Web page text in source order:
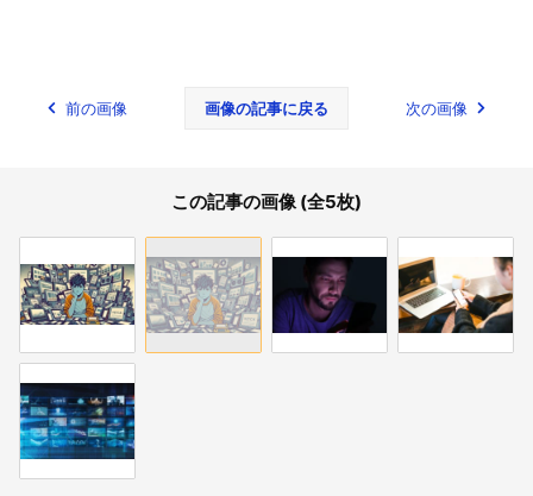
前の画像 画像の記事に戻る 次の画像
この記事の画像 (全5枚)